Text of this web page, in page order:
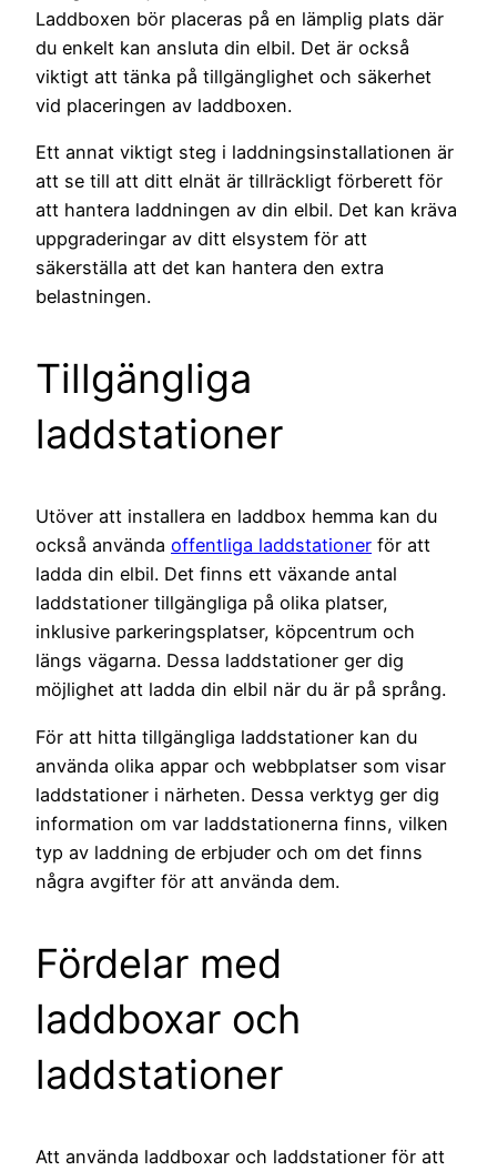
Laddboxen bör placeras på en lämplig plats där
du enkelt kan ansluta din elbil. Det är också
viktigt att tänka på tillgänglighet och säkerhet
vid placeringen av laddboxen.
Ett annat viktigt steg i laddningsinstallationen är
att se till att ditt elnät är tillräckligt förberett för
att hantera laddningen av din elbil. Det kan kräva
uppgraderingar av ditt elsystem för att
säkerställa att det kan hantera den extra
belastningen.
Tillgängliga
laddstationer
Utöver att installera en laddbox hemma kan du
också använda offentliga laddstationer för att
ladda din elbil. Det finns ett växande antal
laddstationer tillgängliga på olika platser,
inklusive parkeringsplatser, köpcentrum och
längs vägarna. Dessa laddstationer ger dig
möjlighet att ladda din elbil när du är på språng.
För att hitta tillgängliga laddstationer kan du
använda olika appar och webbplatser som visar
laddstationer i närheten. Dessa verktyg ger dig
information om var laddstationerna finns, vilken
typ av laddning de erbjuder och om det finns
några avgifter för att använda dem.
Fördelar med
laddboxar och
laddstationer
Att använda laddboxar och laddstationer för att